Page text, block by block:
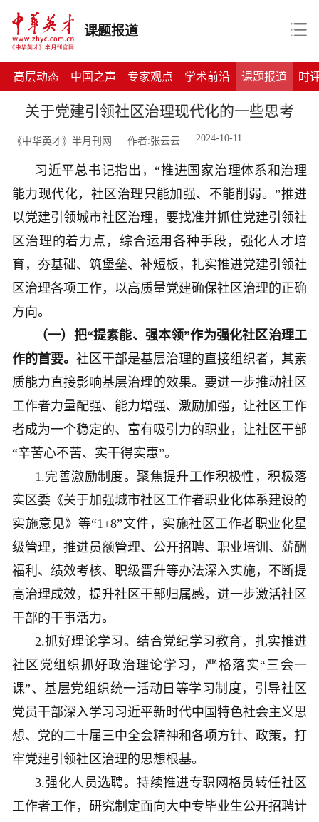
课题报道
高层动态 中国之声 专家观点 学术前沿 课题报道 时
关于党建引领社区治理现代化的一些思考
《中华英才》半月刊网 作者:张云云 2024-10-11
习近平总书记指出，“推进国家治理体系和治理
能力现代化，社区治理只能加强、不能削弱。”推进
以党建引领城市社区治理，要找准并抓住党建引领社
区治理的着力点，综合运用各种手段，强化人才培
育，夯基础、筑堡垒、补短板，扎实推进党建引领社
区治理各项工作，以高质量党建确保社区治理的正确
方向。
（一）把“提素能、强本领”作为强化社区治理工
作的首要。 社区干部是基层治理的直接组织者，其素
质能力直接影响基层治理的效果。要进一步推动社区
工作者力量配强、能力增强、激励加强，让社区工作
者成为一个稳定的、富有吸引力的职业，让社区干部
“辛苦心不苦、实干得实惠”。
1.完善激励制度。聚焦提升工作积极性，积极落
实区委《关于加强城市社区工作者职业化体系建设的
实施意见》等“1+8”文件，实施社区工作者职业化星
级管理，推进员额管理、公开招聘、职业培训、薪酬
福利、绩效考核、职级晋升等办法深入实施，不断提
高治理成效，提升社区干部归属感，进一步激活社区
干部的干事活力。
2.抓好理论学习。结合党纪学习教育，扎实推进
社区党组织抓好政治理论学习，严格落实“三会一
课”、基层党组织统一活动日等学习制度，引导社区
党员干部深入学习习近平新时代中国特色社会主义思
想、党的二十届三中全会精神和各项方针、政策，打
牢党建引领社区治理的思想根基。
3.强化人员选聘。持续推进专职网格员转任社区
工作者工作，研究制定面向大中专毕业生公开招聘计